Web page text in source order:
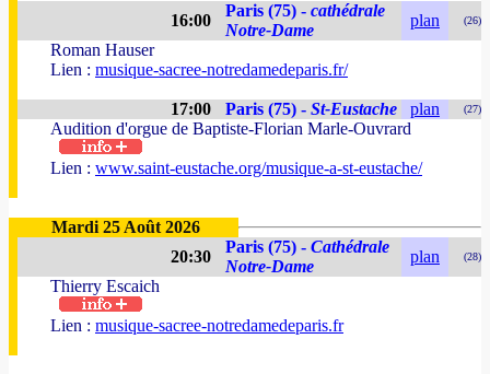
16:00
Paris (75) - cathédrale
Notre-Dame
plan (26)
Roman Hauser
Lien : musique-sacree-notredamedeparis.fr/
17:00 Paris (75) - St-Eustache plan (27)
Audition d'orgue de Baptiste-Florian Marle-Ouvrard
Lien : www.saint-eustache.org/musique-a-st-eustache/
Mardi 25 Août 2026
20:30
Paris (75) - Cathédrale
Notre-Dame
plan (28)
Thierry Escaich
Lien : musique-sacree-notredamedeparis.fr